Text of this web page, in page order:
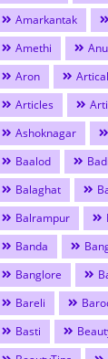
Amarkantak
Amethi
Aron
Artical
Articles
Ashoknagar
Baalod
Balaghat
Balrampur
Banda
Banglore
Bareli
Basti